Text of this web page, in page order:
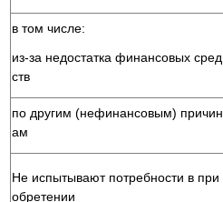
в том числе:
из-за недостатка финансовых сред
ств
по другим (нефинансовым) причин
ам
Не испытывают потребности в при
обретении